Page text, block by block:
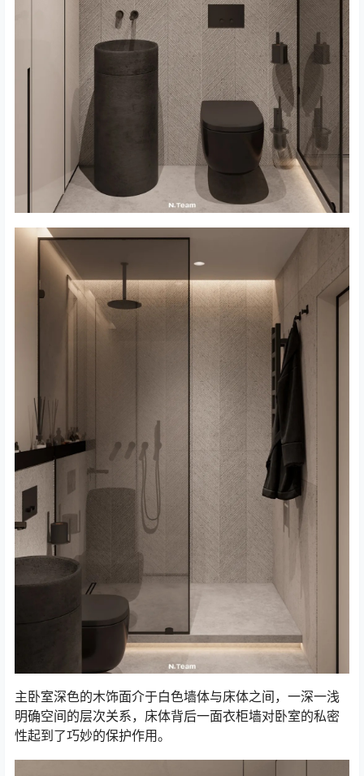
主卧室深色的木饰面介于白色墙体与床体之间，一深一浅
明确空间的层次关系，床体背后一面衣柜墙对卧室的私密
性起到了巧妙的保护作用。